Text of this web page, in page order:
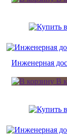
Инженерная
В